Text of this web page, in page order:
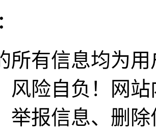
所有信息均为
风险自负！网
举报信息、删